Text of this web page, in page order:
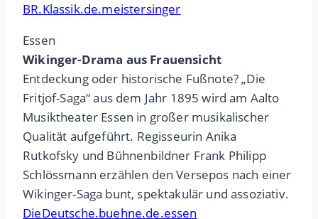
BR.Klassik.de.meistersinger
Essen
Wikinger-Drama aus Frauensicht
Entdeckung oder historische Fußnote? „Die
Fritjof-Saga“ aus dem Jahr 1895 wird am Aalto
Musiktheater Essen in großer musikalischer
Qualität aufgeführt. Regisseurin Anika
Rutkofsky und Bühnenbildner Frank Philipp
Schlössmann erzählen den Versepos nach einer
Wikinger-Saga bunt, spektakulär und assoziativ.
DieDeutsche.buehne.de.essen